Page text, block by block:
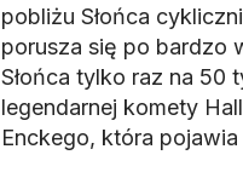
pobliżu Słońca
porusza się po bardzo
Słońca tylko raz na 50
legendarnej komety
Enckego, która